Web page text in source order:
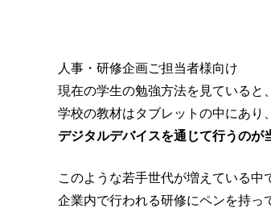
人事・研修企画ご担当者様向け
現在の学生の勉強方法を見ていると、
学校の教材はタブレットの中にあり
デジタルデバイスを通じて行うのが
このような若手世代が増えている中
企業内で行われる研修にペンを持っ